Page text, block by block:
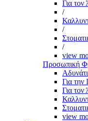
Για τον
/
/
/
view
Προσωπική
Για την
Για τον
view